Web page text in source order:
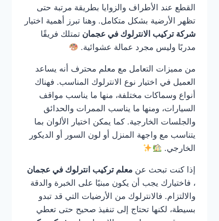
القطع عند الأطراف والزوايا بطريقة مرتبة حتى
تظهر الأرضية بشكل متكامل. وهنا تبرز أهمية اختيار
شركة تركيب الانترلوك في عجمان تمتلك فريقًا
مدربًا وليس مجرد عمالة عشوائية.
من مميزات التعامل مع معلم محترف أنه يساعد
العميل في اختيار نوع الانترلوك المناسب. فهناك
أنواع وسماكات مختلفة، منها ما يناسب مواقف
السيارات، ومنها ما يناسب الممرات والحدائق
والجلسات الخارجية. كما يمكن اختيار الألوان بما
يتناسب مع واجهة المنزل أو لون السور أو الديكور
الخارجي.
إذا كنت تبحث عن معلم تركيب انترلوك في عجمان
، فاختيارك يجب أن يكون مبنيًا على الخبرة والدقة
والالتزام. فالانترلوك من الأرضيات التي قد تبدو
بسيطة، لكنها تحتاج إلى تنفيذ صحيح حتى تعطي